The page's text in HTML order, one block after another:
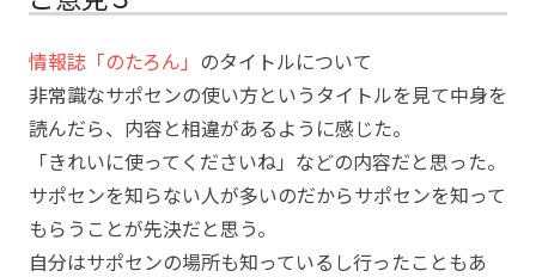
情報誌「のたろん」 のタイトルについて
非常識なサポセンの使い方というタイトルを見て中身を
読んだら、内容と相違があるように感じた。
「きれいに使ってくださいね」などの内容だと思った。
サポセンを知らない人が多いのだからサポセンを知って
もらうことが先決だと思う。
自分はサポセンの場所も知っているし行ったこともあ